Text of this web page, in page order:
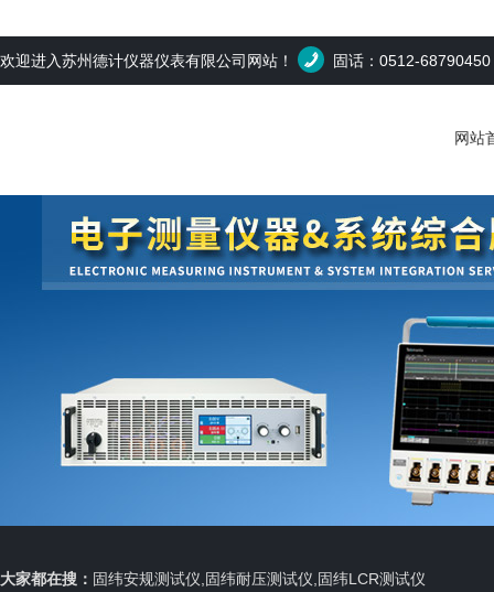
欢迎进入苏州德计仪器仪表有限公司网站！ 固话：0512-68790450
网站
大家都在搜： 固纬安规测试仪,固纬耐压测试仪,固纬LCR测试仪